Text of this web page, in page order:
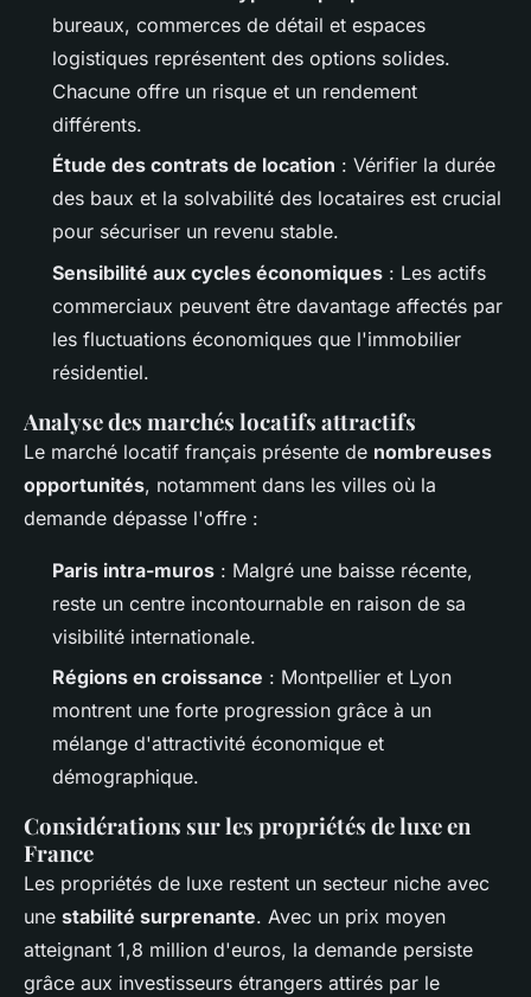
bureaux, commerces de détail et espaces
logistiques représentent des options solides.
Chacune offre un risque et un rendement
différents.
Étude des contrats de location : Vérifier la durée
des baux et la solvabilité des locataires est crucial
pour sécuriser un revenu stable.
Sensibilité aux cycles économiques : Les actifs
commerciaux peuvent être davantage affectés par
les fluctuations économiques que l'immobilier
résidentiel.
Analyse des marchés locatifs attractifs
Le marché locatif français présente de nombreuses
opportunités, notamment dans les villes où la
demande dépasse l'offre :
Paris intra-muros : Malgré une baisse récente,
reste un centre incontournable en raison de sa
visibilité internationale.
Régions en croissance : Montpellier et Lyon
montrent une forte progression grâce à un
mélange d'attractivité économique et
démographique.
Considérations sur les propriétés de luxe en
France
Les propriétés de luxe restent un secteur niche avec
une stabilité surprenante. Avec un prix moyen
atteignant 1,8 million d'euros, la demande persiste
grâce aux investisseurs étrangers attirés par le